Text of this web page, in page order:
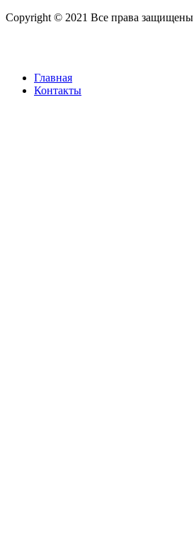
Copyright © 2021 Все права защищены
Главная
Контакты